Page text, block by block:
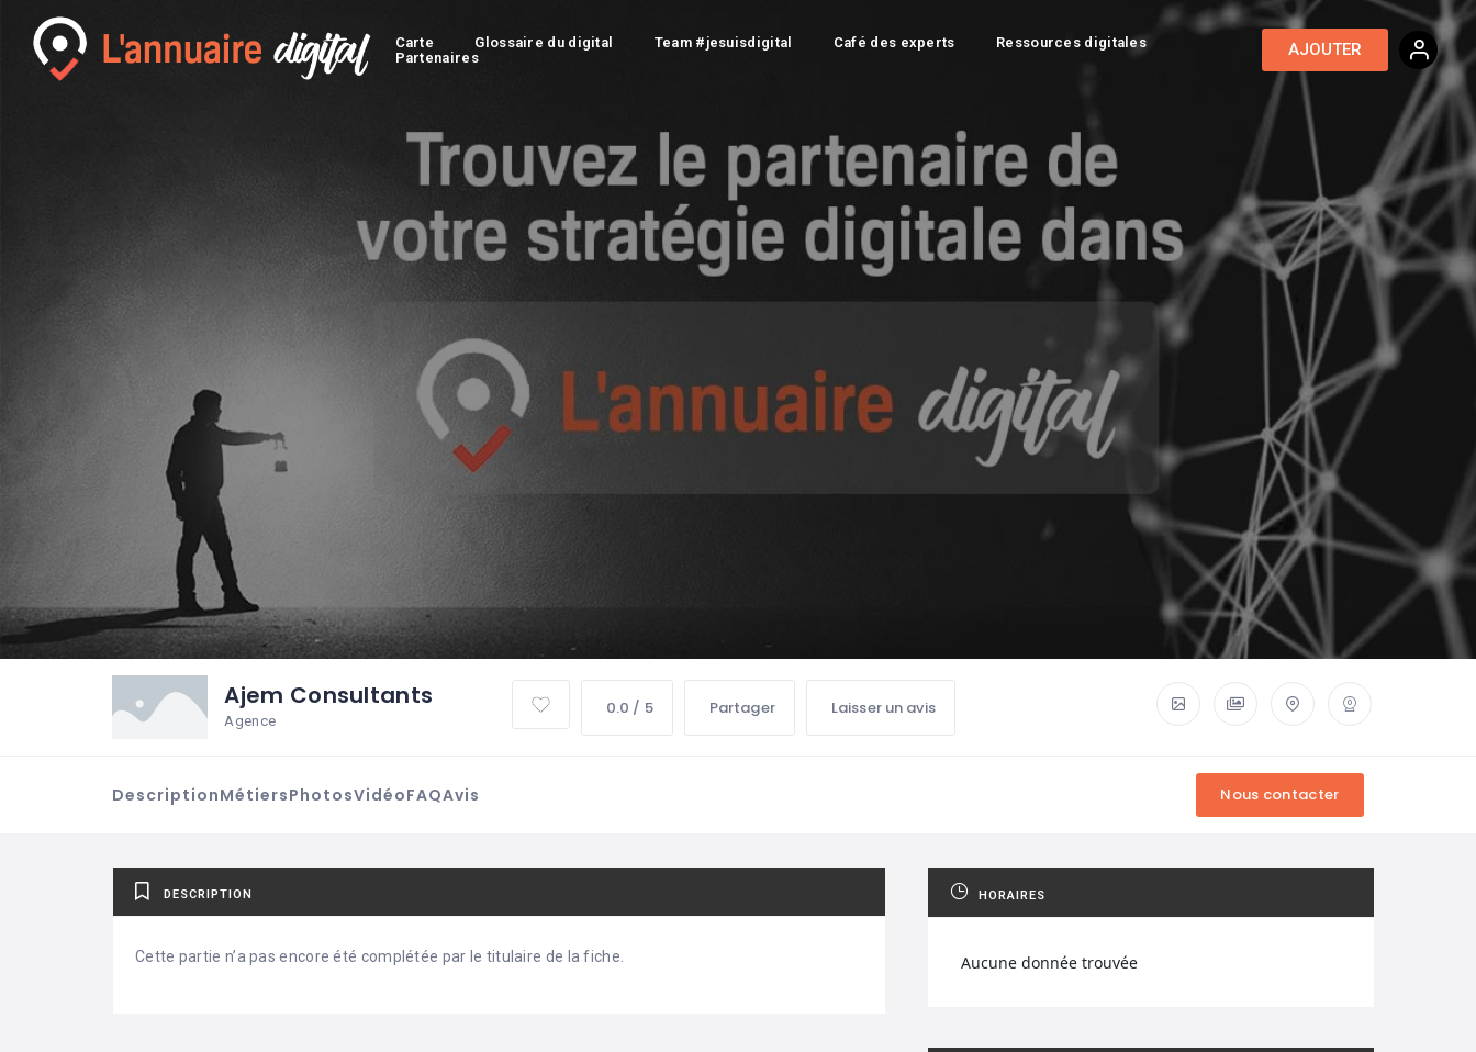
Carte Glossaire du digital Team #jesuisdigital Café des experts
Ressources digitales
Partenaires
AJOUTER
Ajem Consultants
Agence
0.0 / 5 Partager Laisser un avis
DescriptionMétiersPhotosVidéoFAQAvis
DESCRIPTION
Cette partie n’a pas encore été complétée par le titulaire de la fiche.
HORAIRES
Aucune donnée trouvée